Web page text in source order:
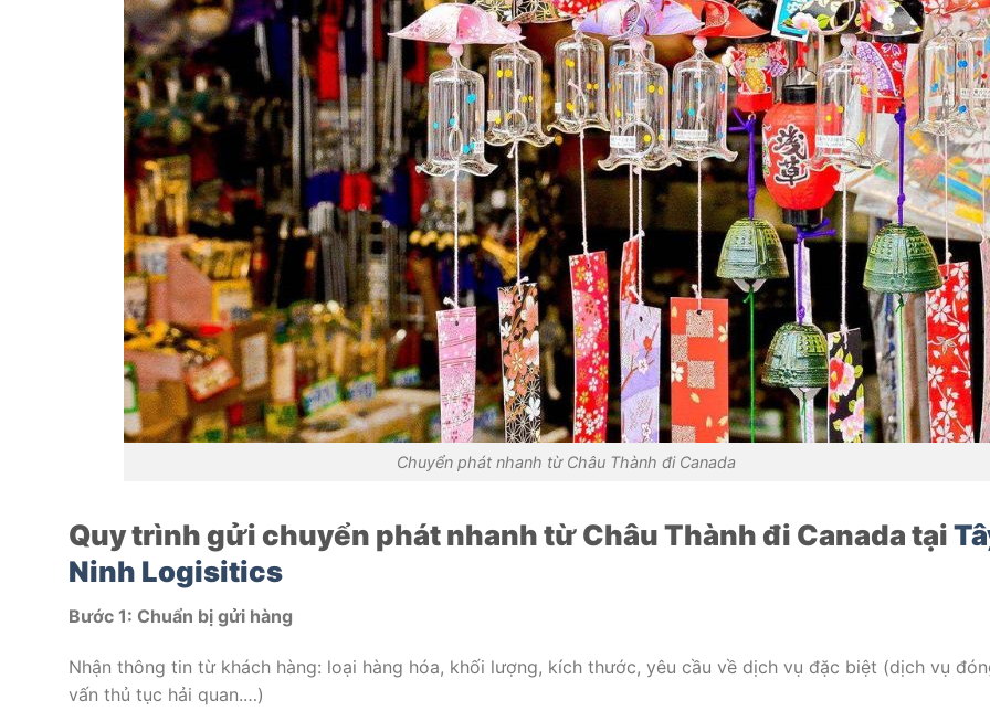
Chuyển phát nhanh từ Châu Thành đi Canada
Quy trình gửi chuyển phát nhanh từ Châu Thành đi Canada tại
Ninh Logisitics
Bước 1: Chuẩn bị gửi hàng
Nhận thông tin từ khách hàng: loại hàng hóa, khối lượng, kích thước, yêu cầu về dịch vụ đặc biệt (dịch vụ
vấn thủ tục hải quan.…)